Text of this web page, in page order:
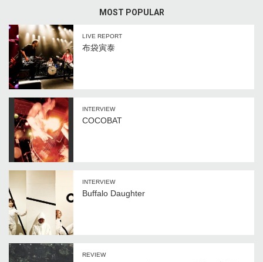
MOST POPULAR
LIVE REPORT
布袋寅泰
INTERVIEW
COCOBAT
INTERVIEW
Buffalo Daughter
REVIEW